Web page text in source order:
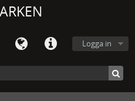
ARKEN
Logga in